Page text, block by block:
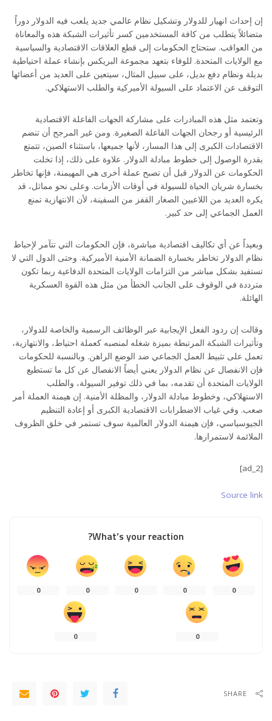
إن إحداث انهيار للدولار وتشكيل نظام عالمي جديد يلعب فيه الدولار دوراً
متضائلاً يتطلب من كافة المستخدمين كسر تأثيرات الشبكة هذه والمعاناة
من العواقب. ستحتاج الحكومات إلى قطع العلاقات الاقتصادية والسياسية
مع الولايات المتحدة. للوفاء بتعهد مجموعة البريكس بإنشاء عملة احتياطية
بديلة ونظام دفع بديل، على سبيل المثال، سيتعين على العديد من أعضائها
التوقف عن الاعتماد على السيولة الأميركية والطلب الاستهلاكي.
وتعتمد مثل هذه المبادرات على مشاركة الجهات الفاعلة الاقتصادية
الرئيسية أو رجحان الجهات الفاعلة الصغيرة. ومن غير المرجح أن تنضم
الاقتصادات الكبرى إلى هذا المسار، لأنها جميعها، باستثناء الصين، تتمتع
بقدرة الوصول إلى خطوط مبادلة الدولار. علاوة على ذلك، إذا تخلت
الحكومات عن الدولار قبل أن تصبح عملة أخرى هي المهيمنة، فإنها تخاطر
بخسارة شريان الحياة للسيولة في أوقات الأزمات. وعلى نحو مماثل، قد
يكره العديد من اللاعبين الصغار القفز من السفينة، لأن الانتهازية تمنع
العمل الجماعي إلى حد كبير.
وبعيداً عن أي تكاليف اقتصادية مباشرة، فإن الحكومات التي تتآمر لإحباط
نظام الدولار تخاطر بخسارة الضمانة الأمنية الأميركية. وحتى الدول التي لا
تستفيد بشكل مباشر من التزامات الولايات المتحدة الدفاعية ربما تكون
مترددة في الوقوف على الجانب الخطأ من مثل هذه القوة العسكرية
الهائلة.
وقالت إن ردود الفعل الإيجابية عبر الوظائف الرسمية والخاصة للدولار،
وتأثيرات الشبكة المرتبطة بميزة شغله لمنصبه كعملة احتياط، والانتهازية،
تعمل على تثبيط العمل الجماعي ضد الوضع الراهن. وبالنسبة للحكومات
فإن الانفصال عن نظام الدولار يعني أيضاً الانفصال عن كل ما تستطيع
الولايات المتحدة أن تقدمه، بما في ذلك توفير السيولة، والطلب
الاستهلاكي، وخطوط مبادلة الدولار، والمظلة الأمنية. إن هيمنة العملة أمر
صعب. وفي غياب الاضطرابات الاقتصادية الكبرى أو إعادة التنظيم
الجيوسياسي، فإن هيمنة الدولار العالمية سوف تستمر في خلق الظروف
الملائمة لاستمرارها.
[ad_2]
Source link
What’s your reaction?
0
0
0
0
0
0
0
SHARE